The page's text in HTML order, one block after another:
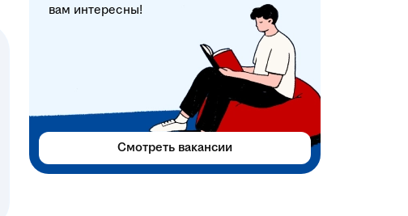
вам интересны!
Смотреть вакансии